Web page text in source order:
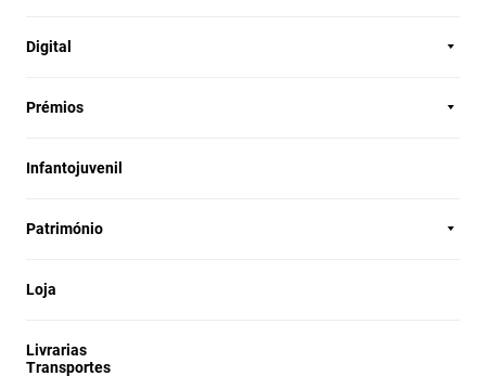
Digital
Prémios
Infantojuvenil
Património
Loja
Livrarias
Transportes